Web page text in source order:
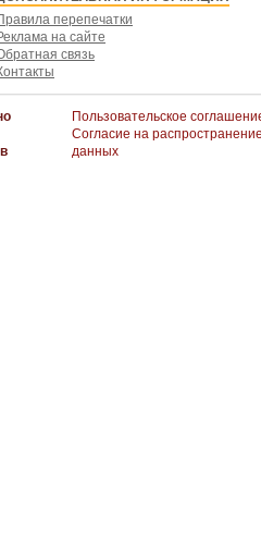
перепечатки
на сайте
связь
Пользовательское
Согласие на
данных